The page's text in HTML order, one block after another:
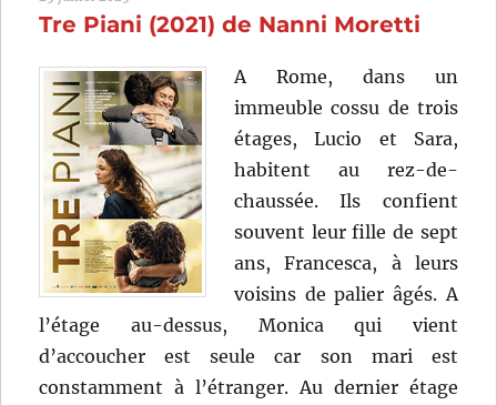
unissent
Luchetti
Tre Piani (2021) de Nanni Moretti
A Rome, dans un
immeuble cossu de trois
étages, Lucio et Sara,
habitent au rez-de-
chaussée. Ils confient
souvent leur fille de sept
ans, Francesca, à leurs
voisins de palier âgés. A
l’étage au-dessus, Monica qui vient
d’accoucher est seule car son mari est
constamment à l’étranger. Au dernier étage